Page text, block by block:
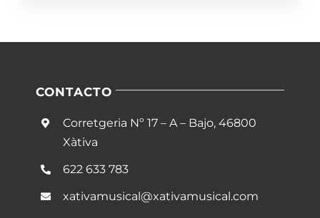
CONTACTO
Corretgeria Nº 17 – A – Bajo, 46800
Xàtiva
622 633 783
xativamusical@xativamusical.com